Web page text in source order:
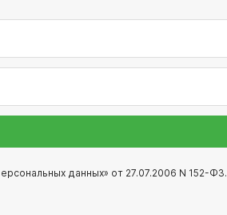
данных» от 27.07.2006 N 152-ФЗ.